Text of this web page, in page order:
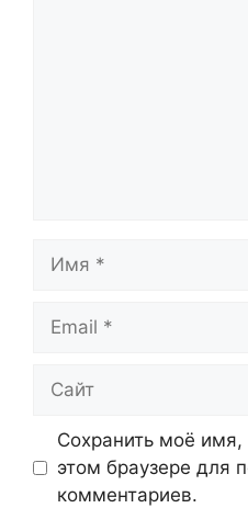
Имя
Email
Сайт
Сохранить моё имя,
этом браузере для
комментариев.